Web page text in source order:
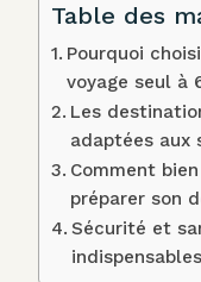
Table des
Pourquoi
voyage seul à
Les
adaptées aux
Comment
préparer son
Sécurité et
indispensables